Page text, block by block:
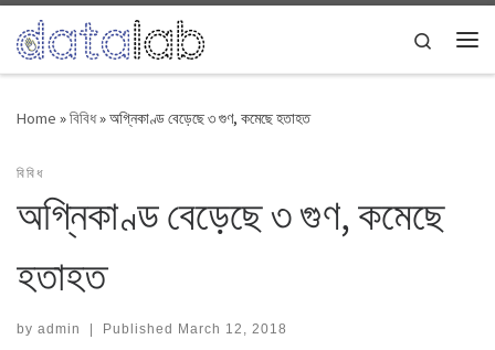
Skip to content
Search
Home »বিবিধ»অগ্নিকাণ্ড বেড়েছে ৩ গুণ, কমেছে হতাহত
বিবিধ
অগ্নিকাণ্ড বেড়েছে ৩ গুণ, কমেছে
হতাহত
by admin | Published March 12, 2018